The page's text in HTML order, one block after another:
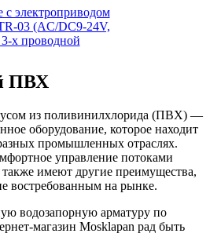
электроприводом
03 (AC/DC9-24V,
х проводной
ПВХ
из поливинилхлорида (ПВХ) —
оборудование, которое находит
промышленных отраслях.
управление потоками
также имеют другие преимущества,
востребованным на рынке.
водозапорную арматуру по
магазин Mosklapan рад быть